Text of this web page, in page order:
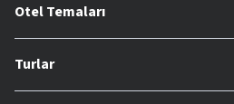
Otel Temaları
Turlar